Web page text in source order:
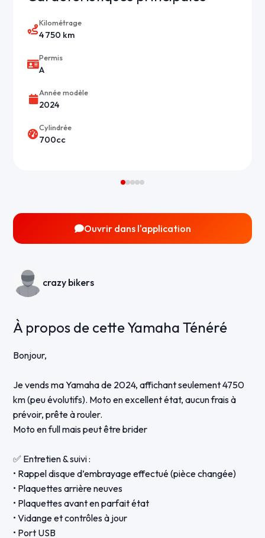
Kilométrage
4 750 km
Permis
A
Année modèle
2024
Cylindrée
700cc
Ouvrir dans l'application
crazy bikers
À propos de cette Yamaha Ténéré
Bonjour,
Je vends ma Yamaha de 2024, affichant seulement 4750
km (peu évolutifs). Moto en excellent état, aucun frais à
prévoir, prête à rouler.
Moto en full mais peut être brider
✅ Entretien & suivi :
• Rappel disque d’embrayage effectué (pièce changée)
• Plaquettes arrière neuves
• Plaquettes avant en parfait état
• Vidange et contrôles à jour
• Port USB